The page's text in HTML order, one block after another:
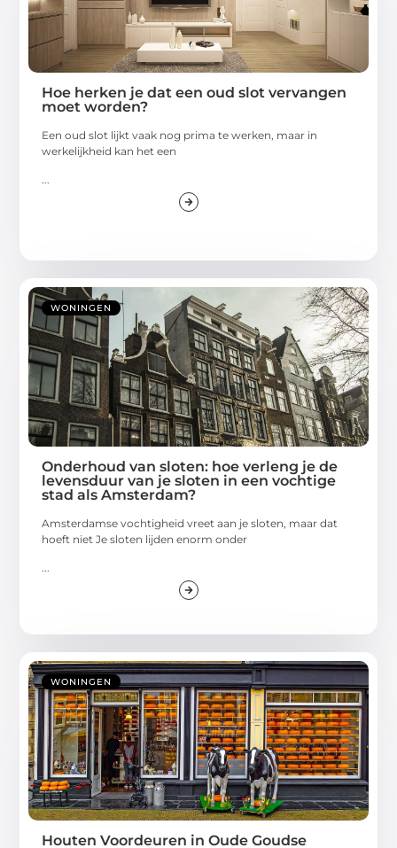
Hoe herken je dat een oud slot vervangen
moet worden?
Een oud slot lijkt vaak nog prima te werken, maar in
werkelijkheid kan het een
...
WONINGEN
Onderhoud van sloten: hoe verleng je de
levensduur van je sloten in een vochtige
stad als Amsterdam?
Amsterdamse vochtigheid vreet aan je sloten, maar dat
hoeft niet Je sloten lijden enorm onder
...
WONINGEN
Houten Voordeuren in Oude Goudse